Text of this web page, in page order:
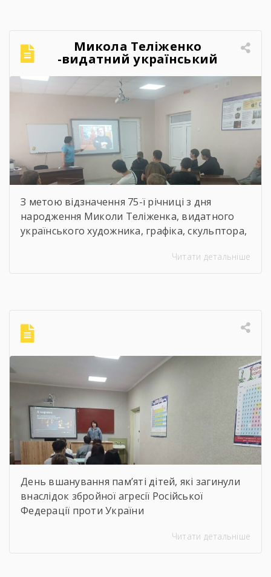
Микола Теліженко
-видатний український
художник, графік,
скульптор, майстер
декоративно-ужиткового
мистецтва
З метою відзначення 75-ї річниці з дня
народження Миколи Теліженка, видатного
українського художника, графіка, скульптора,
мистецтва, члена Національної спілки
години, під час яких студенти здійснили
віртуальну подорож до музею митця, де
кожен зміг побачити неймовірну
філігранність витинанок, графіки […]
Читати детальніше
День вшанування пам’яті дітей, які загинули
внаслідок збройної агресії Російської
Федерації проти України
Читати детальніше